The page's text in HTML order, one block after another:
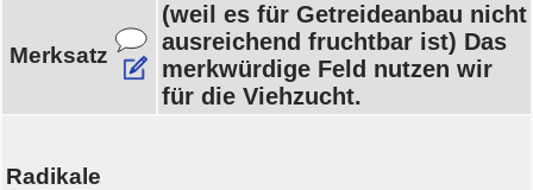
Merksatz
(weil es für Getreideanbau nicht
ausreichend fruchtbar ist) Das
merkwürdige Feld nutzen wir
für die Viehzucht.
Radikale